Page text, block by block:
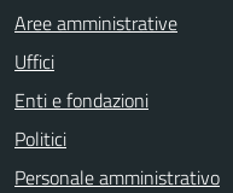
Aree amministrative
Uffici
Enti e fondazioni
Politici
Personale amministrativo